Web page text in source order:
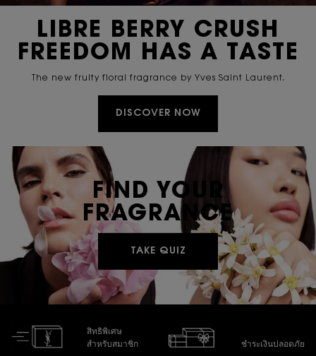
LIBRE BERRY CRUSH
FREEDOM HAS A TASTE
The new fruity floral fragrance by Yves Saint Laurent.
DISCOVER NOW
FIND YOUR
FRAGRANCE
TAKE QUIZ
สิทธิพิเศษ
สำหรับสมาชิก
ชำระเงินปลอดภัย